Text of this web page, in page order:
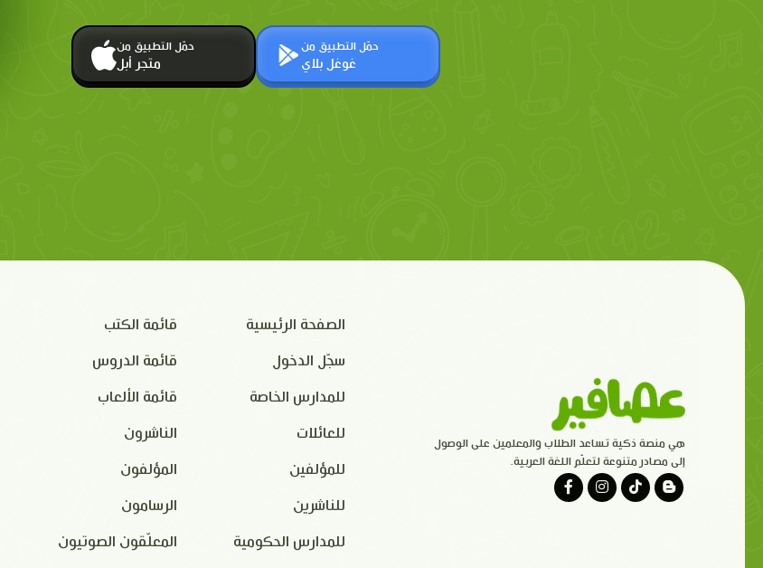
حمّل التطبيق من
متجر أبل
حمّل التطبيق من
غوغل بلاي
هي منصة ذكية تساعد الطلاب والمعلمين على الوصول
إلى مصادر متنوعة لتعلّم اللغة العربية.
الصفحة الرئيسية
سجّل الدخول
للمدارس الخاصة
للعائلات
للمؤلفين
للناشرين
للمدارس الحكومية
قائمة الكتب
قائمة الدروس
قائمة الألعاب
الناشرون
المؤلفون
الرسامون
المعلّقون الصوتيون